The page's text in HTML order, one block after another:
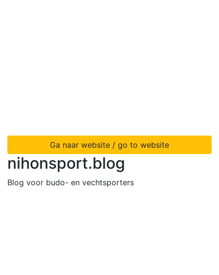
Ga naar website / go to website
nihonsport.blog
Blog voor budo- en vechtsporters